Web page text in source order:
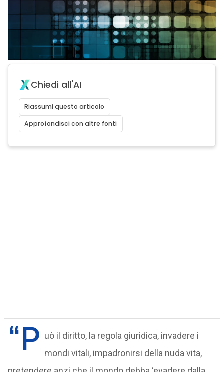
Chiedi all'AI
Riassumi questo articolo
Approfondisci con altre fonti
“P uò il diritto, la regola giuridica, invadere i
mondi vitali, impadronirsi della nuda vita,